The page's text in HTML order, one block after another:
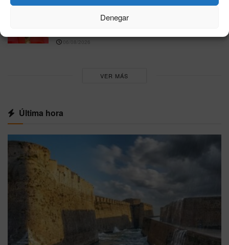
Denegar
La FIFA desmiente un supuesto acuerdo para
06/08/2026
VER MÁS
Última hora